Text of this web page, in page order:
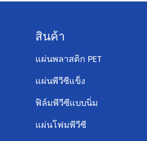
สินค้า
แผ่นพลาสติก PET
แผ่นพีวีซีแข็ง
ฟิล์มพีวีซีแบบนิ่ม
แผ่นโฟมพีวีซี